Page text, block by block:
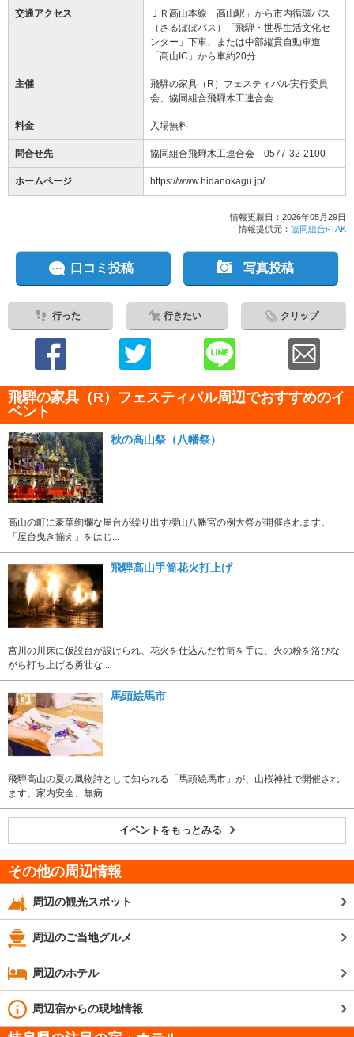
交通アクセス
ＪＲ高山本線「高山駅」から市内循環バス
（さるぼぼバス）「飛騨・世界生活文化セ
ンター」下車、または中部縦貫自動車道
「高山IC」から車約20分
主催
飛騨の家具（R）フェスティバル実行委員
会、協同組合飛騨木工連合会
料金 入場無料
問合せ先 協同組合飛騨木工連合会 0577-32-2100
ホームページ https://www.hidanokagu.jp/
情報更新日：2026年05月29日
情報提供元： 協同組合i-TAK
口コミ投稿 写真投稿
行った 行きたい クリップ
飛騨の家具（R）フェスティバル周辺でおすすめのイ
ベント
秋の高山祭（八幡祭）
高山の町に豪華絢爛な屋台が繰り出す櫻山八幡宮の例大祭が開催されます。
「屋台曳き揃え」をはじ...
飛騨高山手筒花火打上げ
宮川の川床に仮設台が設けられ、花火を仕込んだ竹筒を手に、火の粉を浴びな
がら打ち上げる勇壮な...
馬頭絵馬市
飛騨高山の夏の風物詩として知られる「馬頭絵馬市」が、山桜神社で開催され
ます。家内安全、無病...
イベントをもっとみる
その他の周辺情報
周辺の観光スポット
周辺のご当地グルメ
周辺のホテル
周辺宿からの現地情報